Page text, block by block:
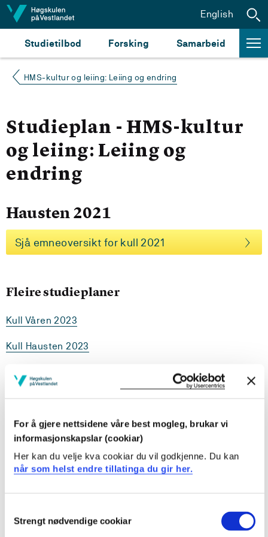
For å gjere nettsidene våre best mogleg, brukar vi
informasjonskapslar (cookiar)
Her kan du velje kva cookiar du vil godkjenne. Du kan
når som helst endre tillatinga du gir her.
Selection
Strengt nødvendige cookiar
Hopp til innhald
Studietilbod Forsking Samarbeid
English
HMS-kultur og leiing: Leiing og endring
Studieplan - HMS-kultur
og leiing: Leiing og
endring
Hausten 2021
Sjå emneoversikt for kull 2021
Fleire studieplaner
Kull Våren 2023
Kull Hausten 2023
Kull Hausten 2022
Kull Hausten 2021
Kull Våren 2019
Kull Våren 2017